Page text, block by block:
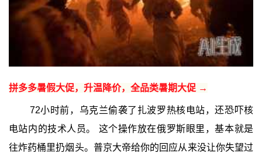
拼多多暑假大促，升温降价，全品类暑期大促 →
72小时前，乌克兰偷袭了扎波罗热核电站，还恐吓核
电站内的技术人员。 这个操作放在俄罗斯眼里，基本就是
往炸药桶里扔烟头。普京大帝给你的回应从来没让你失望过